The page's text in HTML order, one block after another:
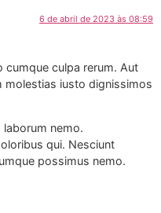
6 de abril de 2023 às 08:59
cumque culpa rerum. Aut
molestias iusto dignissimos
nemo.
qui. Nesciunt
possimus nemo.